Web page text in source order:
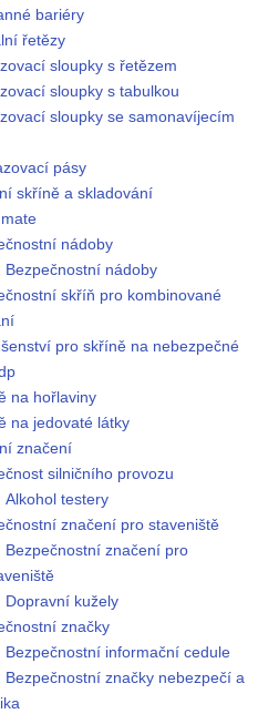
bariéry
řetězy
sloupky s řetězem
sloupky s tabulkou
sloupky se samonavíjecím
pásy
skříně a skladování
nádoby
Bezpečnostní nádoby
skříň pro kombinované
pro skříně na nebezpečné
na hořlaviny
na jedovaté látky
značení
silničního provozu
Alkohol testery
značení pro staveniště
Bezpečnostní značení pro
Dopravní kužely
značky
Bezpečnostní informační cedule
Bezpečnostní značky nebezpečí a